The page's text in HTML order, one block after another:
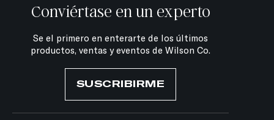
Conviértase en un experto
Se el primero en enterarte de los últimos
productos, ventas y eventos de Wilson Co.
SUSCRIBIRME